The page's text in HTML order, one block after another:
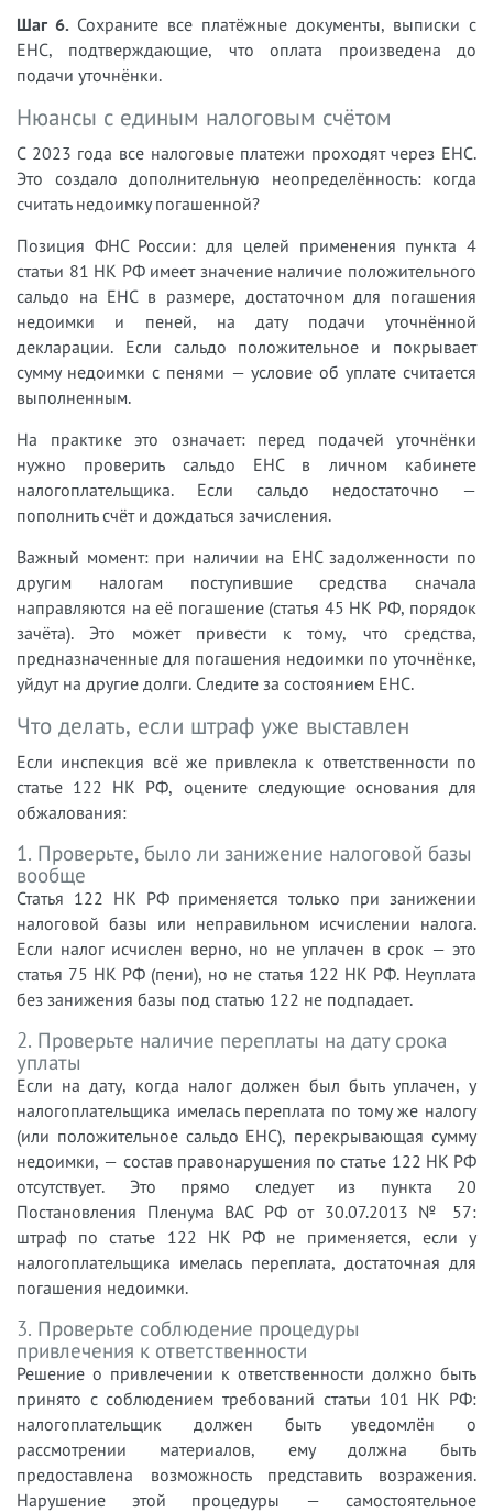
Шаг 6. Сохраните все платёжные документы, выписки с
ЕНС, подтверждающие, что оплата произведена до
подачи уточнёнки.
Нюансы с единым налоговым счётом
С 2023 года все налоговые платежи проходят через ЕНС.
Это создало дополнительную неопределённость: когда
считать недоимку погашенной?
Позиция ФНС России: для целей применения пункта 4
статьи 81 НК РФ имеет значение наличие положительного
сальдо на ЕНС в размере, достаточном для погашения
недоимки и пеней, на дату подачи уточнённой
декларации. Если сальдо положительное и покрывает
сумму недоимки с пенями — условие об уплате считается
выполненным.
На практике это означает: перед подачей уточнёнки
нужно проверить сальдо ЕНС в личном кабинете
налогоплательщика. Если сальдо недостаточно —
пополнить счёт и дождаться зачисления.
Важный момент: при наличии на ЕНС задолженности по
другим налогам поступившие средства сначала
направляются на её погашение (статья 45 НК РФ, порядок
зачёта). Это может привести к тому, что средства,
предназначенные для погашения недоимки по уточнёнке,
уйдут на другие долги. Следите за состоянием ЕНС.
Что делать, если штраф уже выставлен
Если инспекция всё же привлекла к ответственности по
статье 122 НК РФ, оцените следующие основания для
обжалования:
1. Проверьте, было ли занижение налоговой базы
вообще
Статья 122 НК РФ применяется только при занижении
налоговой базы или неправильном исчислении налога.
Если налог исчислен верно, но не уплачен в срок — это
статья 75 НК РФ (пени), но не статья 122 НК РФ. Неуплата
без занижения базы под статью 122 не подпадает.
2. Проверьте наличие переплаты на дату срока
уплаты
Если на дату, когда налог должен был быть уплачен, у
налогоплательщика имелась переплата по тому же налогу
(или положительное сальдо ЕНС), перекрывающая сумму
недоимки, — состав правонарушения по статье 122 НК РФ
отсутствует. Это прямо следует из пункта 20
Постановления Пленума ВАС РФ от 30.07.2013 № 57:
штраф по статье 122 НК РФ не применяется, если у
налогоплательщика имелась переплата, достаточная для
погашения недоимки.
3. Проверьте соблюдение процедуры
привлечения к ответственности
Решение о привлечении к ответственности должно быть
принято с соблюдением требований статьи 101 НК РФ:
налогоплательщик должен быть уведомлён о
рассмотрении материалов, ему должна быть
предоставлена возможность представить возражения.
Нарушение этой процедуры — самостоятельное